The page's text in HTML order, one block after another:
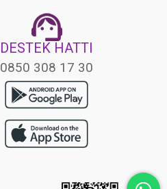
DESTEK HATTI
0850 308 17 30